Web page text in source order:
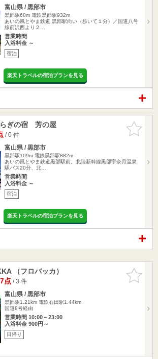
富山県 / 黒部市
黒部駅60m 電鉄黒部駅932m
あいの風とやま鉄道 黒部駅向い（歩いて１分）／国道八号
線前沢西より２…
営業時間
入浴料金 ～
宿泊
楽天トラベルの宿泊プランを見る
お気に入
りに追加
ぎの宿 芳の屋
/ 0 件
富山県 / 黒部市
黒部駅109m 電鉄黒部駅882m
あいの風とやま鉄道黒部駅前。北陸新幹線黒部宇奈月温泉
駅バス20分、北…
営業時間
入浴料金 ～
宿泊
楽天トラベルの宿泊プランを見る
お気に入
りに追加
（フロバッカ）
点/ 3 件
富山県 / 黒部市
黒部駅1.21km 電鉄石田駅1.44km
国道8号経由
営業時間 10:00～23:00
入浴料金 900円～
日帰り